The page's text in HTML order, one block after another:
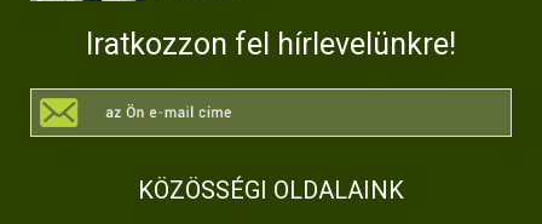
Iratkozzon fel hírlevelünkre!
KÖZÖSSÉGI OLDALAINK